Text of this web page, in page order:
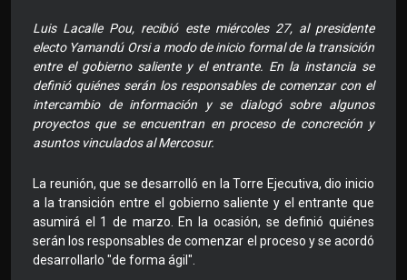
Luis Lacalle Pou, recibió este miércoles 27, al presidente
electo Yamandú Orsi a modo de inicio formal de la transición
entre el gobierno saliente y el entrante. En la instancia se
definió quiénes serán los responsables de comenzar con el
intercambio de información y se dialogó sobre algunos
proyectos que se encuentran en proceso de concreción y
asuntos vinculados al Mercosur.
La reunión, que se desarrolló en la Torre Ejecutiva, dio inicio
a la transición entre el gobierno saliente y el entrante que
asumirá el 1 de marzo. En la ocasión, se definió quiénes
serán los responsables de comenzar el proceso y se acordó
desarrollarlo "de forma ágil".